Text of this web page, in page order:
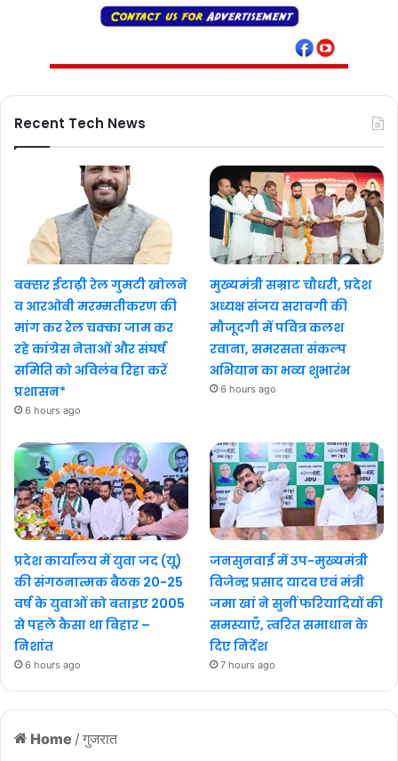
Home / गुजरात
Recent Tech News
बक्सर ईटाढ़ी रेल गुमटी खोलने
व आरओबी मरम्मतीकरण की
मांग कर रेल चक्का जाम कर
रहे कांग्रेस नेताओं और संघर्ष
समिति को अविलंब रिहा करें
प्रशासन*
6 hours ago
मुख्यमंत्री सम्राट चौधरी, प्रदेश
अध्यक्ष संजय सरावगी की
मौजूदगी में पवित्र कलश
रवाना, समरसता संकल्प
अभियान का भव्य शुभारंभ
6 hours ago
प्रदेश कार्यालय में युवा जद (यू)
की संगठनात्मक बैठक 20-25
वर्ष के युवाओं को बताइए 2005
से पहले कैसा था बिहार –
निशांत
6 hours ago
जनसुनवाई में उप-मुख्यमंत्री
विजेन्द्र प्रसाद यादव एवं मंत्री
जमा खां ने सुनीं फरियादियों की
समस्याएँ, त्वरित समाधान के
दिए निर्देश
7 hours ago